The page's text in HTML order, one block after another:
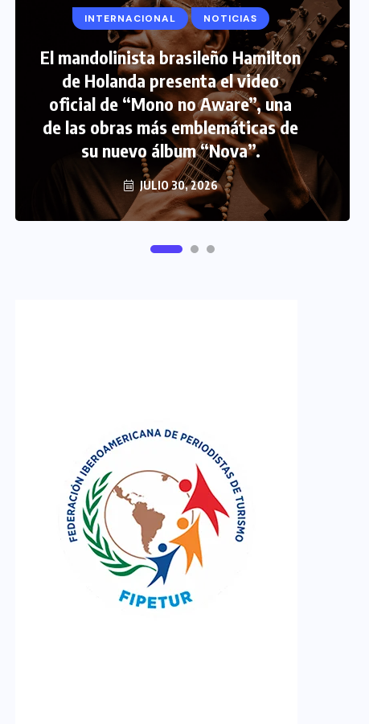
INTERNACIONAL NOTICIAS
El mandolinista brasileño Hamilton
de Holanda presenta el video
oficial de “Mono no Aware”, una
de las obras más emblemáticas de
su nuevo álbum “Nova”.
JULIO 30, 2026
COLABORADORES INTERNACIONAL
NOTICIAS PERIODISMO TURISTICO
FIPETUR se solidariza con
Venezuela
JUNIO 29, 2026